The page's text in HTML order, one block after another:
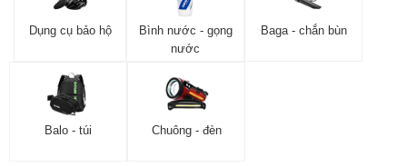
Dụng cụ bảo hộ
Bình nước - gọng
nước
Baga - chắn bùn
Balo - túi Chuông - đèn